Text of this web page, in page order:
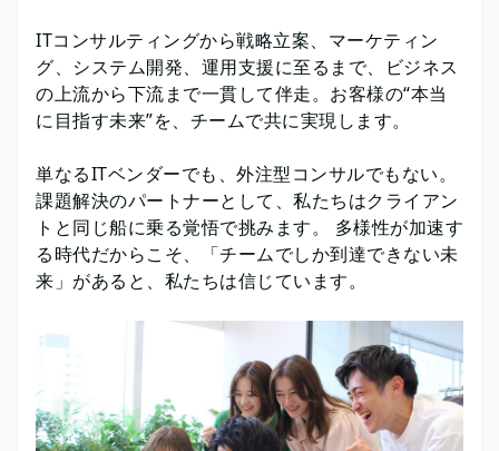
ITコンサルティングから戦略立案、マーケティン
グ、システム開発、運用支援に至るまで、ビジネス
の上流から下流まで一貫して伴走。お客様の“本当
に目指す未来”を、チームで共に実現します。
単なるITベンダーでも、外注型コンサルでもない。
課題解決のパートナーとして、私たちはクライアン
トと同じ船に乗る覚悟で挑みます。 多様性が加速す
る時代だからこそ、「チームでしか到達できない未
来」があると、私たちは信じています。